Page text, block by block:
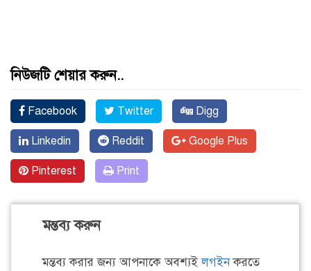
নিউজটি শেয়ার করুন..
Facebook Twitter Digg
Linkedin Reddit Google Plus
Pinterest Print
মন্তব্য করুন
মন্তব্য করার জন্য আপনাকে অবশ্যইলগইনকরতে